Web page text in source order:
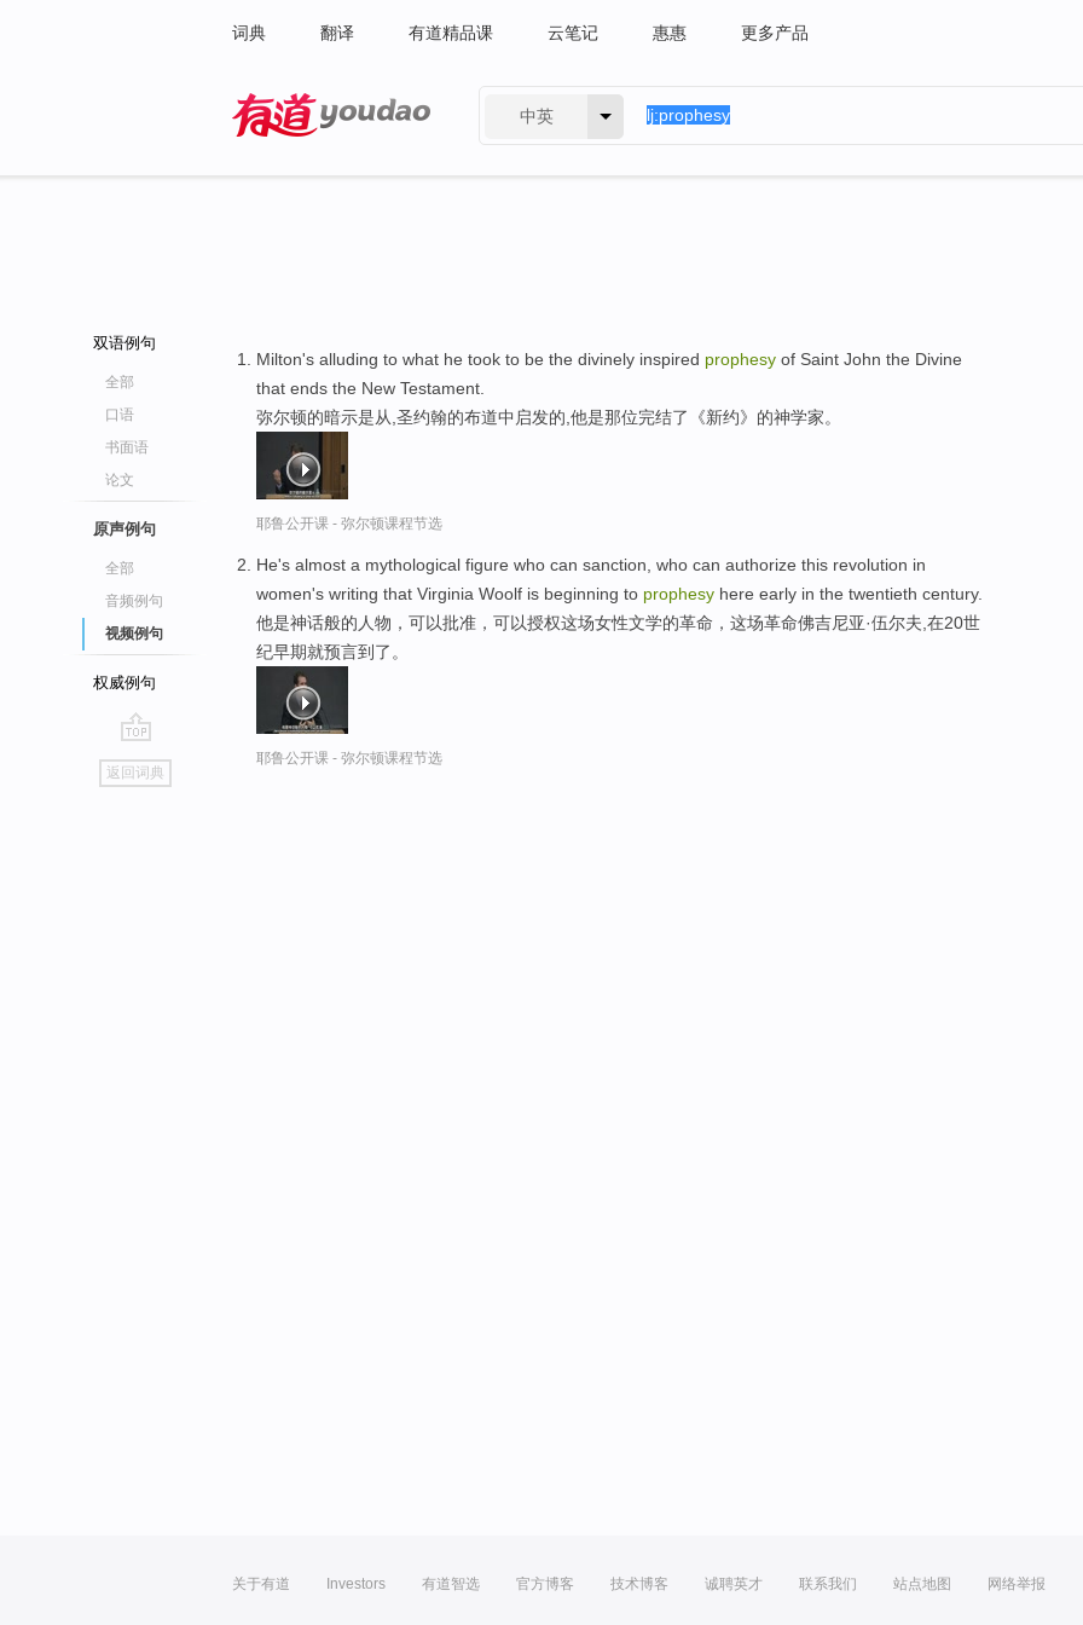
词典 翻译 有道精品课 云笔记 惠惠 更多产品
中英
双语例句
全部
口语
书面语
论文
原声例句
全部
音频例句
视频例句
权威例句
go
top
返回词典
Milton's alluding to what he took to be the divinely inspired prophesy of Saint John the Divine
that ends the New Testament.
弥尔顿的暗示是从,圣约翰的布道中启发的,他是那位完结了《新约》的神学家。
耶鲁公开课 - 弥尔顿课程节选
He's almost a mythological figure who can sanction, who can authorize this revolution in
women's writing that Virginia Woolf is beginning to prophesy here early in the twentieth century.
他是神话般的人物，可以批准，可以授权这场女性文学的革命，这场革命佛吉尼亚·伍尔夫,在20世
纪早期就预言到了。
耶鲁公开课 - 弥尔顿课程节选
关于有道 Investors 有道智选 官方博客 技术博客 诚聘英才 联系我们 站点地图 网络举报